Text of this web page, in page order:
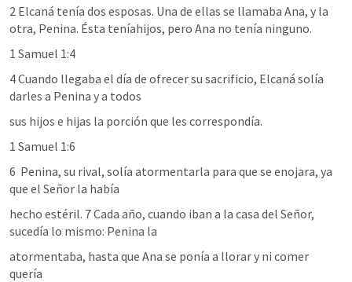
2 Elcaná tenía dos esposas. Una de ellas se llamaba Ana, y la
otra, Penina. Ésta teníahijos, pero Ana no tenía ninguno.
1 Samuel 1:4
4 Cuando llegaba el día de ofrecer su sacrificio, Elcaná solía
darles a Penina y a todos
sus hijos e hijas la porción que les correspondía.
1 Samuel 1:6
6  Penina, su rival, solía atormentarla para que se enojara, ya
que el Señor la había
hecho estéril. 7 Cada año, cuando iban a la casa del Señor,
sucedía lo mismo: Penina la
atormentaba, hasta que Ana se ponía a llorar y ni comer
quería